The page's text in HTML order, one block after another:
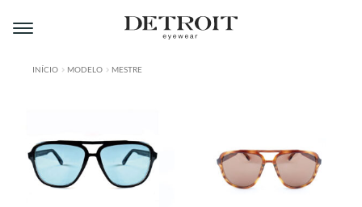
Pular
para
Pular
para
A MONTMARTRE
INÍCIO MODELO MESTRE